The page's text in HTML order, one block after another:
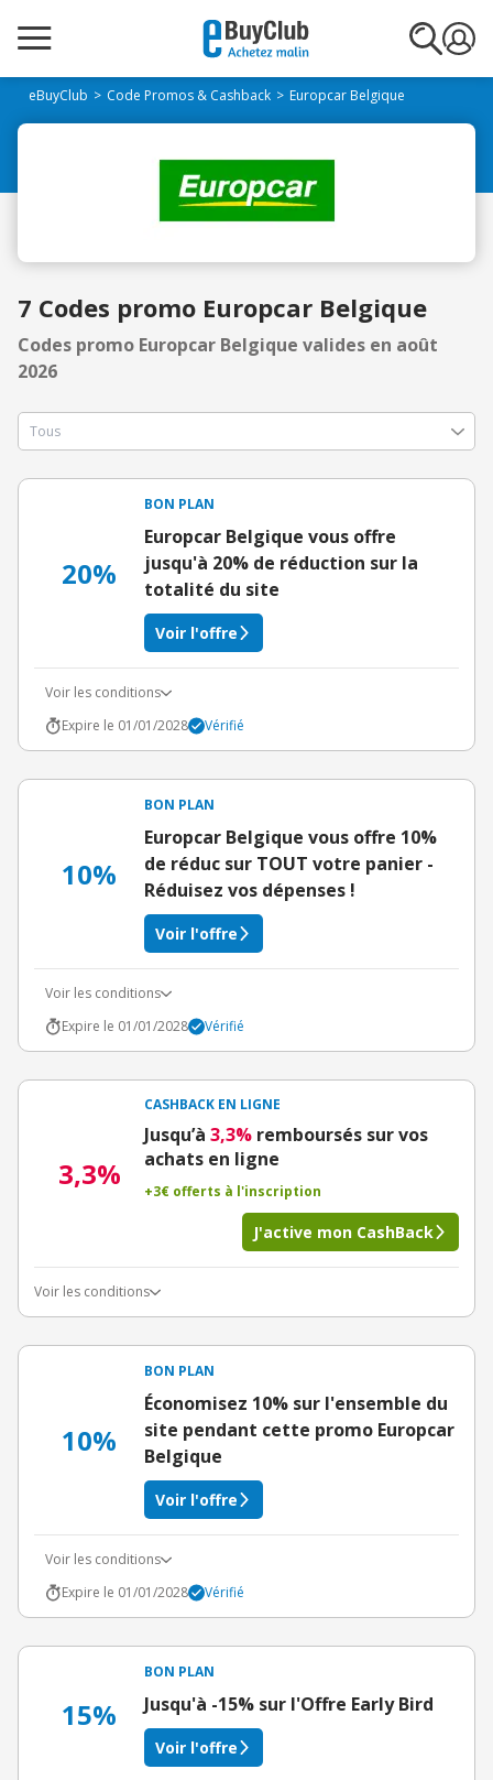
eBuyClub Code Promos & Cashback Europcar Belgique
7 Codes promo Europcar Belgique
Codes promo Europcar Belgique valides en août
2026
20%
BON PLAN
Europcar Belgique vous offre
jusqu'à 20% de réduction sur la
totalité du site
Voir l'offre
Voir les conditions
Expire le 01/01/2028
Vérifié
10%
BON PLAN
Europcar Belgique vous offre 10%
de réduc sur TOUT votre panier -
Réduisez vos dépenses !
Voir l'offre
Voir les conditions
Expire le 01/01/2028
Vérifié
3,3%
CASHBACK EN LIGNE
Jusqu’à 3,3% remboursés sur vos
achats en ligne
+3€ offerts à l'inscription
J'active mon CashBack
Voir les conditions
10%
BON PLAN
Économisez 10% sur l'ensemble du
site pendant cette promo Europcar
Belgique
Voir l'offre
Voir les conditions
Expire le 01/01/2028
Vérifié
15%
BON PLAN
Jusqu'à -15% sur l'Offre Early Bird
Voir l'offre